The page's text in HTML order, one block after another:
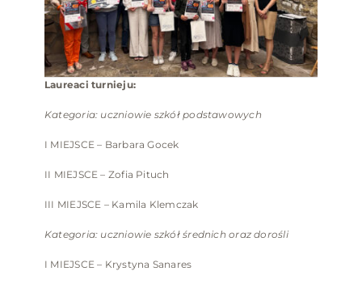
Laureaci turnieju:
Kategoria: uczniowie szkół podstawowych
I MIEJSCE – Barbara Gocek
II MIEJSCE – Zofia Pituch
III MIEJSCE – Kamila Klemczak
Kategoria: uczniowie szkół średnich oraz dorośli
I MIEJSCE – Krystyna Sanares